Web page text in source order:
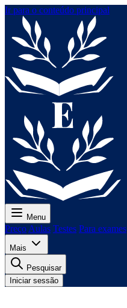
Ir para o conteúdo principal
Menu
Preço Aulas Testes Para exames
Mais
Pesquisar
Iniciar sessão